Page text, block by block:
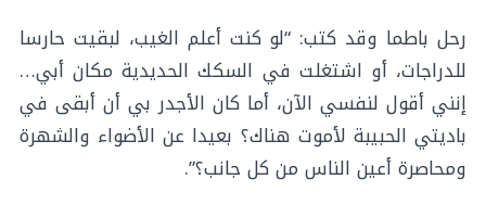
رحل باطما وقد كتب: “لو كنت أعلم الغيب، لبقيت حارسا
للدراجات، أو اشتغلت في السكك الحديدية مكان أبي…
إنني أقول لنفسي الآن، أما كان الأجدر بي أن أبقى في
باديتي الحبيبة لأموت هناك؟ بعيدا عن الأضواء والشهرة
ومحاصرة أعين الناس من كل جانب؟”.